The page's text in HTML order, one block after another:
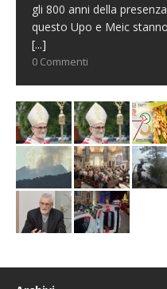
gli 800 anni della
questo Upo e Meic
[...]
0 Commenti